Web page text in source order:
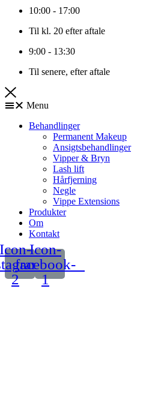
10:00 - 17:00
Til kl. 20 efter aftale
9:00 - 13:30
Til senere, efter aftale
Menu
Behandlinger
Permanent Makeup
Ansigtsbehandlinger
Vipper & Bryn
Lash lift
Hårfjerning
Negle
Vippe Extensions
Produkter
Om
Kontakt
Icon-
2
Icon-
facebook-
1